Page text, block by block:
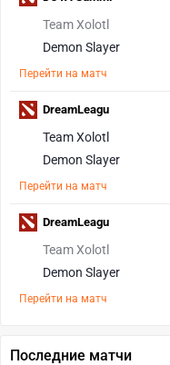
Team Xolotl
Demon Slayer
Перейти на матч
Team Xolotl
Demon Slayer
Перейти на матч
DreamLeagu
Team Xolotl
Demon Slayer
Перейти на матч
DreamLeagu
Последние матчи